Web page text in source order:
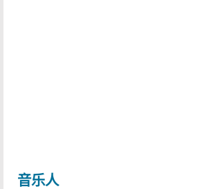
音乐人